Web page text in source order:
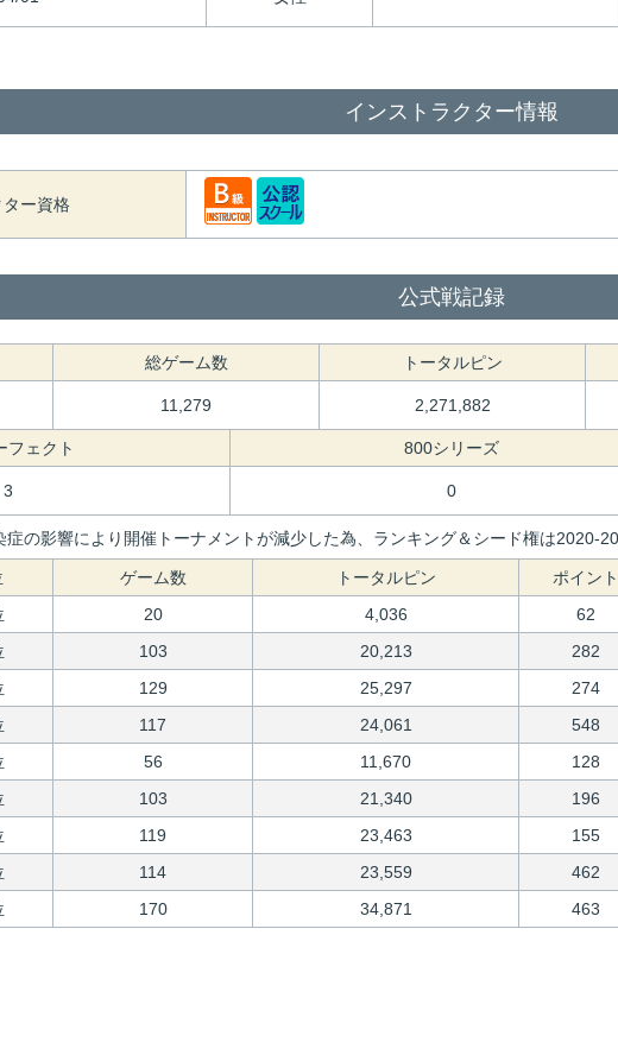
インストラクター情報
ー資格
公式戦記録
総ゲーム数 トータルピン
11,279 2,271,882
フェクト 800シリーズ
3 0
の影響により開催トーナメントが減少した為、ランキング＆シード権は2020-
ゲーム数 トータルピン ポイント
20 4,036 62
103 20,213 282
129 25,297 274
117 24,061 548
56 11,670 128
103 21,340 196
119 23,463 155
114 23,559 462
170 34,871 463